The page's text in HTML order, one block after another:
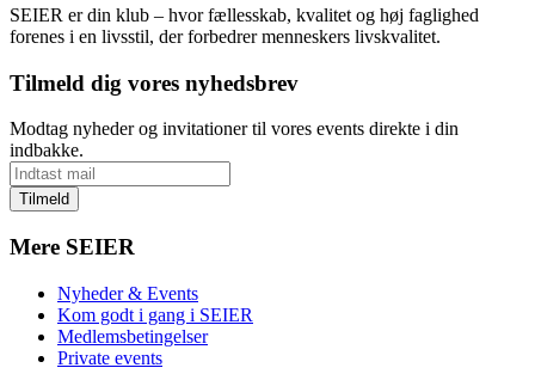
SEIER er din klub – hvor fællesskab, kvalitet og høj faglighed
forenes i en livsstil, der forbedrer menneskers livskvalitet.
Tilmeld dig vores nyhedsbrev
Modtag nyheder og invitationer til vores events direkte i din
indbakke.
Mere SEIER
Nyheder & Events
Kom godt i gang i SEIER
Medlemsbetingelser
Private events